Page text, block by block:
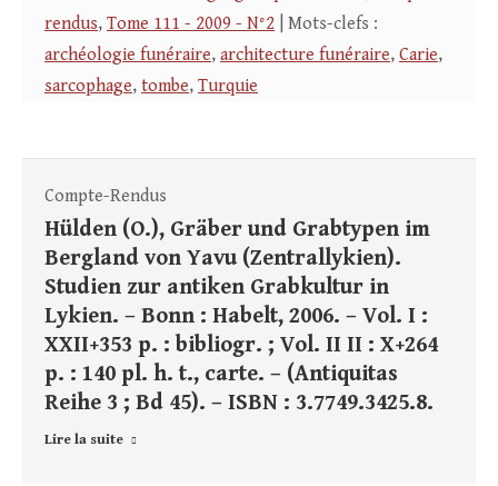
rendus, Tome 111 - 2009 - N°2 | Mots-clefs :
archéologie funéraire, architecture funéraire, Carie,
sarcophage, tombe, Turquie
Compte-Rendus
Hülden (O.), Gräber und Grabtypen im
Bergland von Yavu (Zentrallykien).
Studien zur antiken Grabkultur in
Lykien. – Bonn : Habelt, 2006. – Vol. I :
XXII+353 p. : bibliogr. ; Vol. II II : X+264
p. : 140 pl. h. t., carte. – (Antiquitas
Reihe 3 ; Bd 45). – ISBN : 3.7749.3425.8.
Lire la suite